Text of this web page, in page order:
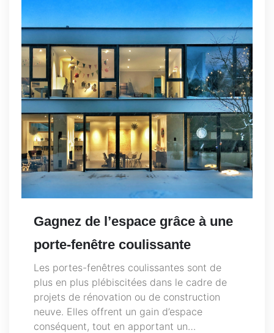
Gagnez de l’espace grâce à une
porte-fenêtre coulissante
Les portes-fenêtres coulissantes sont de
plus en plus plébiscitées dans le cadre de
projets de rénovation ou de construction
neuve. Elles offrent un gain d’espace
conséquent, tout en apportant un…